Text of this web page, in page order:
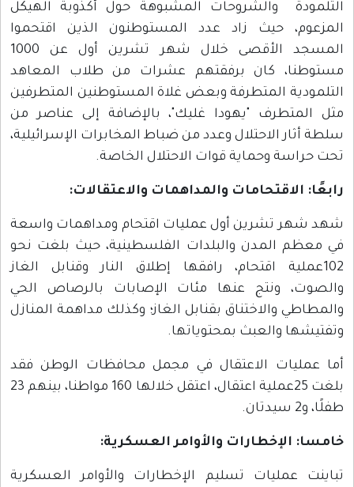
التلمودة والشروحات المشبوهة حول أكذوبة الهيكل
المزعوم، حيث زاد عدد المستوطنون الذين اقتحموا
المسجد الأقصى خلال شهر تشرين أول عن 1000
مستوطنا، كان برفقتهم عشرات من طلاب المعاهد
التلمودية المتطرفة وبعض غلاة المستوطنين المتطرفين
مثل المتطرف "يهودا غليك"، بالإضافة إلى عناصر من
سلطة أثار الاحتلال وعدد من ضباط المخابرات الإسرائيلية،
تحت حراسة وحماية قوات الاحتلال الخاصة.
رابعًا: الاقتحامات والمداهمات والاعتقالات:
شهد شهر تشرين أول عمليات اقتحام ومداهمات واسعة
في معظم المدن والبلدات الفلسطينية، حيث بلغت نحو
102عملية اقتحام، رافقها إطلاق النار وقنابل الغاز
والصوت، ونتج عنها مئات الإصابات بالرصاص الحي
والمطاطي والاختناق بقنابل الغاز؛ وكذلك مداهمة المنازل
وتفتيشها والعبث بمحتوياتها.
أما عمليات الاعتقال في مجمل محافظات الوطن فقد
بلغت 25عملية اعتقال، اعتقل خلالها 160 مواطنا، بينهم 23
طفلًا، و2 سيدتان.
خامسا: الإخطارات والأوامر العسكرية:
تباينت عمليات تسليم الإخطارات والأوامر العسكرية